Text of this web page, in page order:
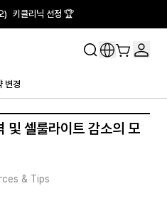
) 키클리닉 선정 🏆
변경
및 셀룰라이트 감소의 모
& Tips